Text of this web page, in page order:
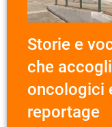
Storie e
che
oncologici
reportage